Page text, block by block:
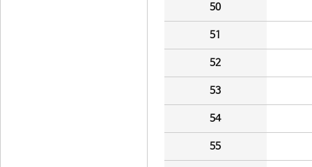
50
51
52
53
54
55